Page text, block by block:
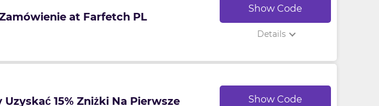
at Farfetch PL
Show Code
Details
15% Zniżki Na Pierwsze
Show Code